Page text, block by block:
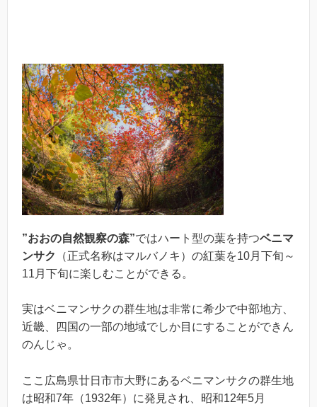
”おおの自然観察の森”ではハート型の葉を持つベニマ
ンサク
（正式名称はマルバノキ）の紅葉を10月下旬～
11月下旬に楽しむことができる。
実はベニマンサクの群生地は非常に希少で中部地方、
近畿、四国の一部の地域でしか目にすることができん
のんじゃ。
ここ広島県廿日市市大野にあるベニマンサクの群生地
は昭和7年（1932年）に発見され、昭和12年5月